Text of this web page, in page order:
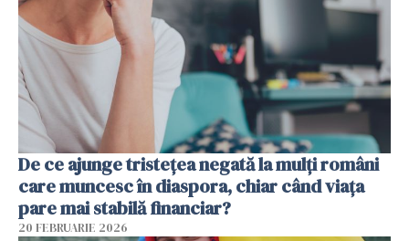
De ce ajunge tristețea negată la mulți români
care muncesc în diaspora, chiar când viața
pare mai stabilă financiar?
20 FEBRUARIE 2026